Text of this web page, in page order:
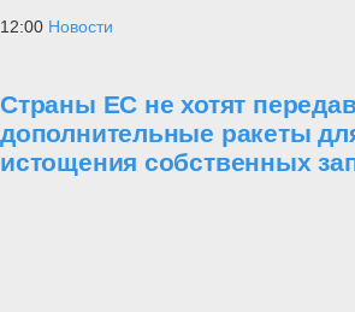
12:00 Новости
Страны ЕС не хотят
дополнительные ракеты
истощения собственных